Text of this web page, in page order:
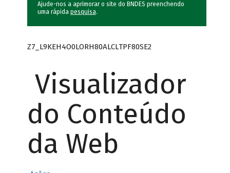
Ajude-nos a aprimorar o site do BNDES preenchendo
uma rápida pesquisa.
Z7_L9KEH4O0LORH80ALCLTPF80SE2
Visualizador
do Conteúdo
da Web